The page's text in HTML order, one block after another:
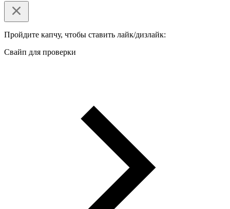
Пройдите капчу, чтобы ставить лайк/дизлайк:
Свайп для проверки